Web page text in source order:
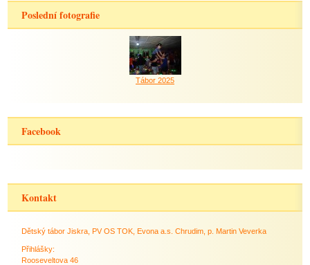
Poslední fotografie
Tábor 2025
Facebook
Kontakt
Dětský tábor Jiskra, PV OS TOK, Evona a.s. Chrudim, p. Martin Veverka
Přihlášky:
Rooseveltova 46